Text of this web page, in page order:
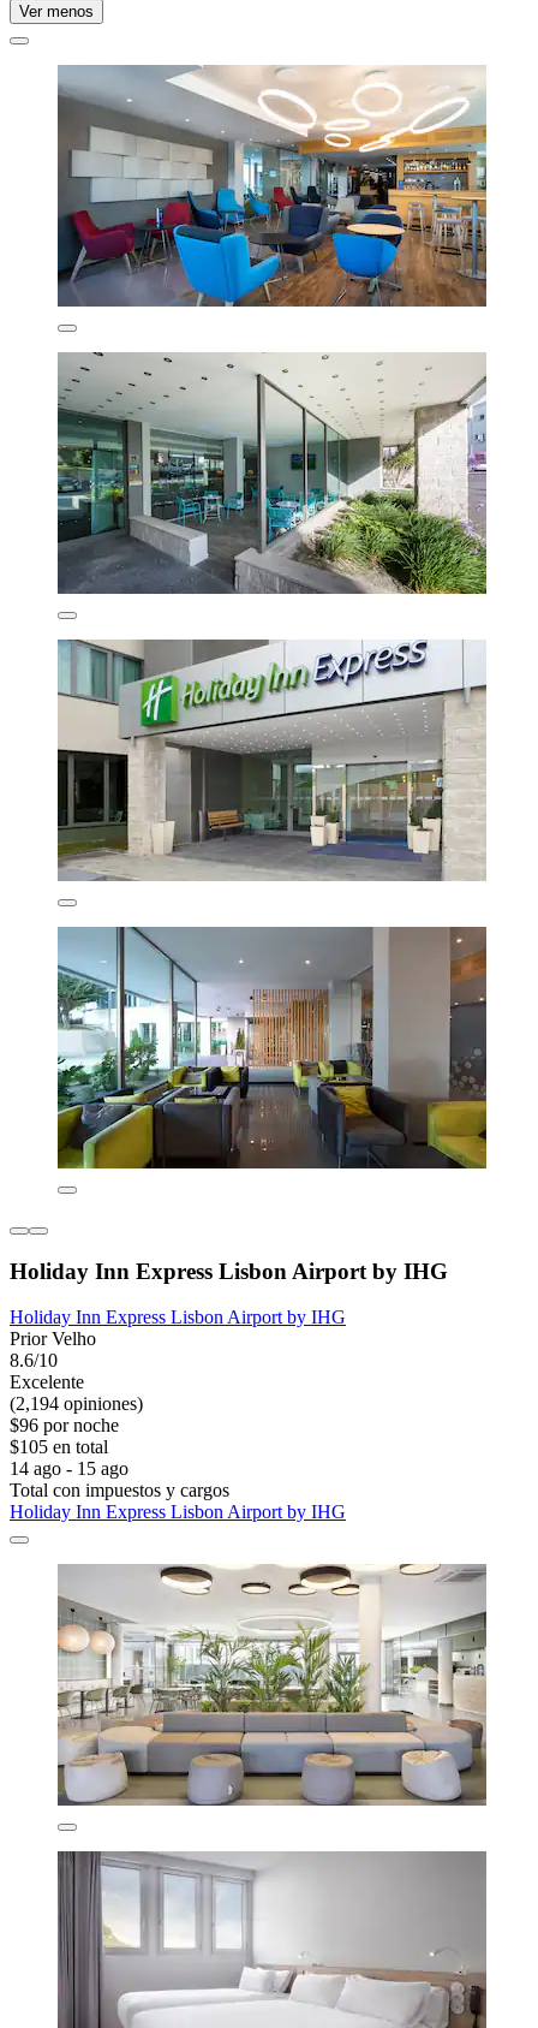
Ver menos
Holiday Inn Express Lisbon Airport by IHG
Holiday Inn Express Lisbon Airport by IHG
Prior Velho
8.6/10
Excelente
(2,194 opiniones)
$96 por noche
$105 en total
14 ago - 15 ago
Total con impuestos y cargos
Holiday Inn Express Lisbon Airport by IHG